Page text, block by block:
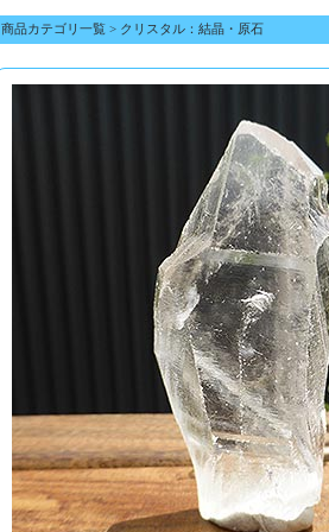
商品カテゴリ一覧 > クリスタル：結晶・原石